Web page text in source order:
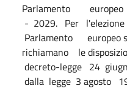
Parlamento
- 2029. Per
Parlamento
richiamano le
decreto-legge 24
dalla legge 3 agosto